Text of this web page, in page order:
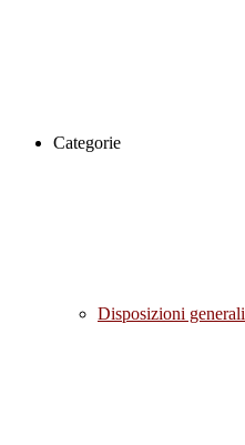
Categorie
Disposizioni generali